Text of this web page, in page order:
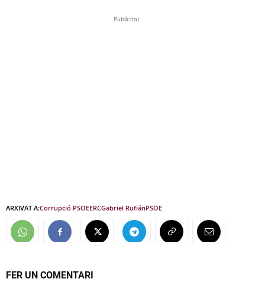
Publicitat
ARXIVAT A:Corrupció PSOEERCGabriel RufiánPSOE
FER UN COMENTARI